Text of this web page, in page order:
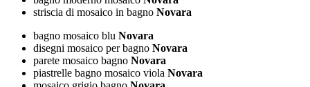
striscia di mosaico in bagno Novara
bagno mosaico blu Novara
disegni mosaico per bagno Novara
parete mosaico bagno Novara
piastrelle bagno mosaico viola Novara